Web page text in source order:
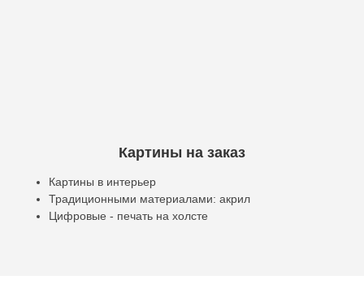
Картины на заказ
Картины в интерьер
Традиционными материалами: акрил
Цифровые - печать на холсте